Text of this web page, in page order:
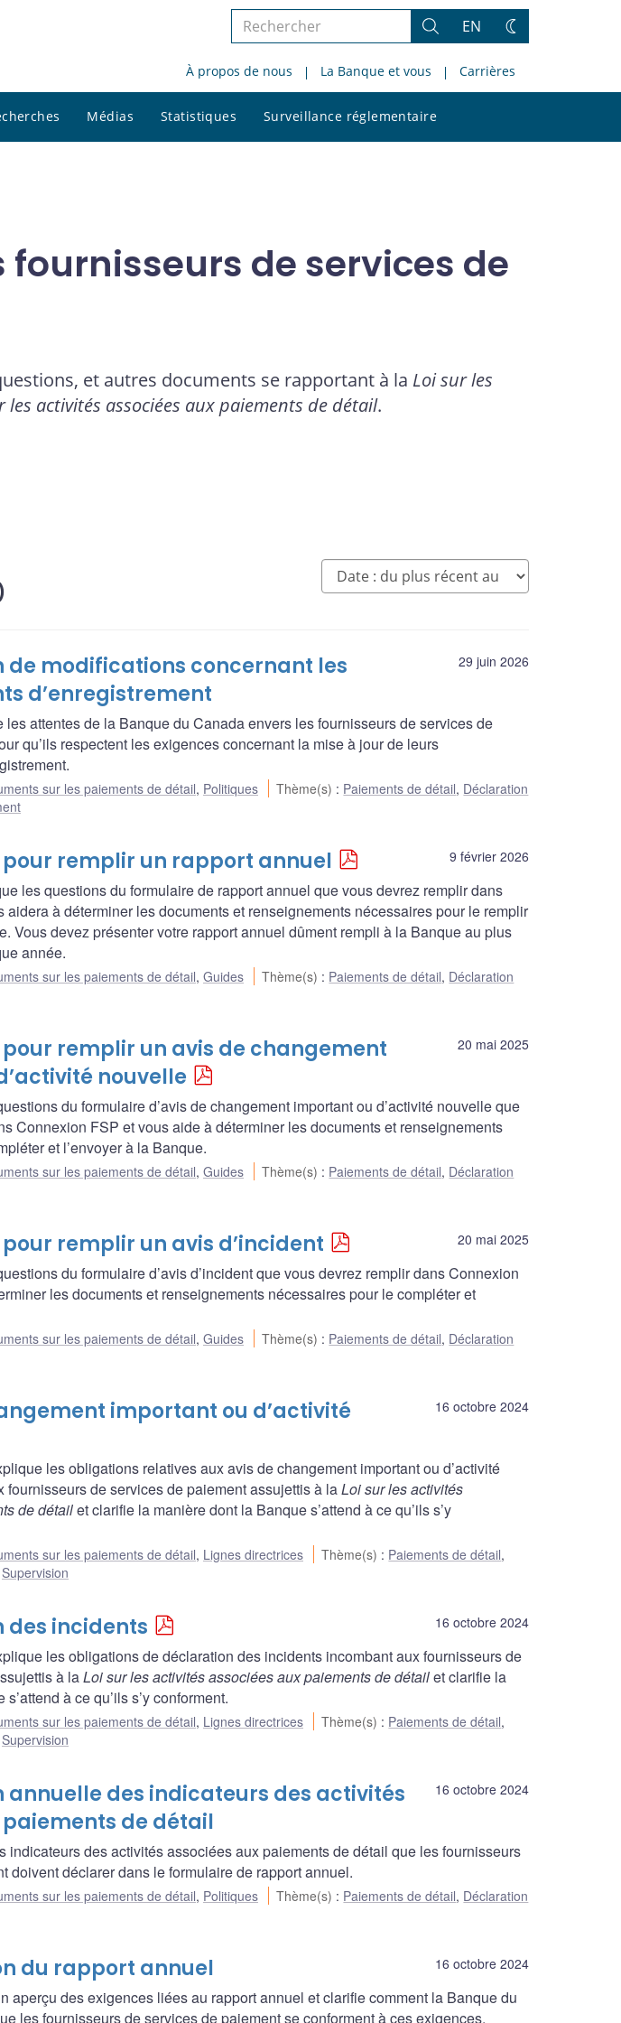
Rechercher
le
site
Rechercher
EN
Changez
thème
À propos de nous La Banque et vous Carrières
Médias Statistiques Surveillance réglementaire
le
fournisseurs de services de
et autres documents se rapportant à la Loi sur les
les activités associées aux paiements de détail.
29 juin 2026
de modifications concernant les
d’enregistrement
attentes de la Banque du Canada envers les fournisseurs de services de
qu’ils respectent les exigences concernant la mise à jour de leurs
sur les paiements de détail, Politiques Thème(s) : Paiements de détail, Déclaration
9 février 2026
remplir un rapport annuel
les questions du formulaire de rapport annuel que vous devrez remplir dans
aidera à déterminer les documents et renseignements nécessaires pour le remplir
Vous devez présenter votre rapport annuel dûment rempli à la Banque au plus
année.
sur les paiements de détail, Guides Thème(s) : Paiements de détail, Déclaration
20 mai 2025
remplir un avis de changement
nouvelle
du formulaire d’avis de changement important ou d’activité nouvelle que
Connexion FSP et vous aide à déterminer les documents et renseignements
et l’envoyer à la Banque.
sur les paiements de détail, Guides Thème(s) : Paiements de détail, Déclaration
20 mai 2025
remplir un avis d’incident
du formulaire d’avis d’incident que vous devrez remplir dans Connexion
les documents et renseignements nécessaires pour le compléter et
sur les paiements de détail, Guides Thème(s) : Paiements de détail, Déclaration
16 octobre 2024
important ou d’activité
les obligations relatives aux avis de changement important ou d’activité
fournisseurs de services de paiement assujettis à laLoi sur les activités
de détailet clarifie la manière dont la Banque s’attend à ce qu’ils s’y
sur les paiements de détail, Lignes directrices Thème(s) : Paiements de détail,
Supervision
16 octobre 2024
des incidents
les obligations de déclaration des incidents incombant aux fournisseurs de
à laLoi sur les activités associées aux paiements de détailet clarifie la
à ce qu’ils s’y conforment.
sur les paiements de détail, Lignes directrices Thème(s) : Paiements de détail,
Supervision
16 octobre 2024
annuelle des indicateurs des activités
paiements de détail
indicateurs des activités associées aux paiements de détail que les fournisseurs
doivent déclarer dans le formulaire de rapport annuel.
sur les paiements de détail, Politiques Thème(s) : Paiements de détail, Déclaration
16 octobre 2024
du rapport annuel
aperçu des exigences liées au rapport annuel et clarifie comment la Banque du
les fournisseurs de services de paiement se conforment à ces exigences.